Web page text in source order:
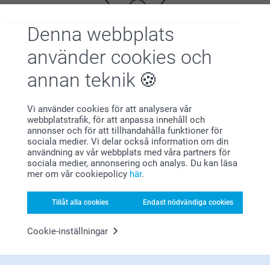
Denna webbplats
använder cookies och
annan teknik
Vi använder cookies för att analysera vår
webbplatstrafik, för att anpassa innehåll och
annonser och för att tillhandahålla funktioner för
sociala medier. Vi delar också information om din
användning av vår webbplats med våra partners för
sociala medier, annonsering och analys. Du kan läsa
mer om vår cookiepolicy här.
Tillåt alla cookies Endast nödvändiga cookies
Cookie-inställningar
Bonus på alla dina köp
Letar du efter inspiration?